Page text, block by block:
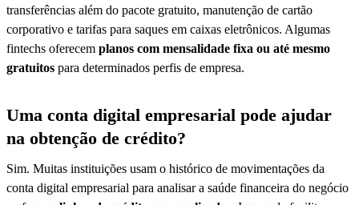
transferências além do pacote gratuito, manutenção de cartão
corporativo e tarifas para saques em caixas eletrônicos. Algumas
fintechs oferecem planos com mensalidade fixa ou até mesmo
gratuitos para determinados perfis de empresa.
Uma conta digital empresarial pode ajudar
na obtenção de crédito?
Sim. Muitas instituições usam o histórico de movimentações da
conta digital empresarial para analisar a saúde financeira do negócio